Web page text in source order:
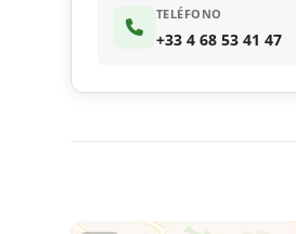
TELÉFONO
+33 4 68 53 41 47